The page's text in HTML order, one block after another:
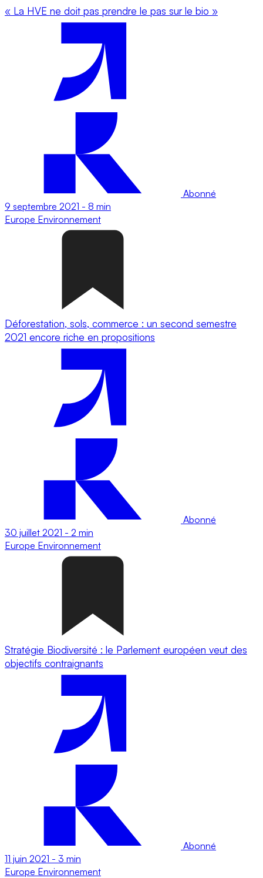
« La HVE ne doit pas prendre le pas sur le bio »
Abonné
9 septembre 2021 - 8 min
Europe Environnement
Déforestation, sols, commerce : un second semestre
2021 encore riche en propositions
Abonné
30 juillet 2021 - 2 min
Europe Environnement
Stratégie Biodiversité : le Parlement européen veut des
objectifs contraignants
Abonné
11 juin 2021 - 3 min
Europe Environnement